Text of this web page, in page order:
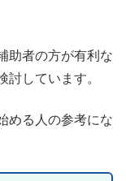
助者の方が有利な
しています。
める人の参考にな